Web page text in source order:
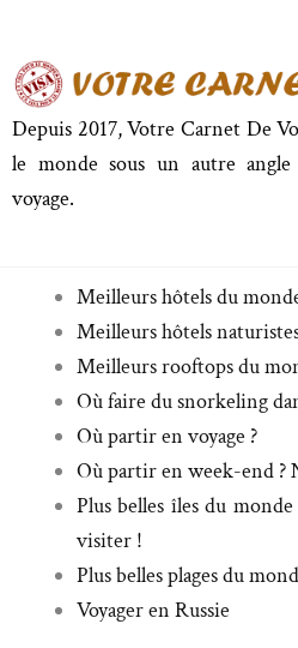
Depuis 2017, Votre Carnet De
le monde sous un autre
voyage.
Meilleurs hôtels du
Meilleurs hôtels
Meilleurs rooftops du
Où faire du snorkeling
Où partir en voyage ?
Où partir en week-end ?
Plus belles îles du
visiter !
Plus belles plages du
Voyager en Russie